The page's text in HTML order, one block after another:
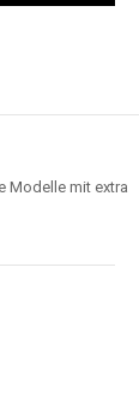
Modelle mit extra